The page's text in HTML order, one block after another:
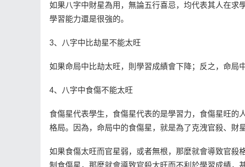
如果八字中財星為用，無論五行喜忌，均代表其人在求
學習能力還是很強的。
3、八字中比劫星不能太旺
如果命局中比劫太旺，則學習成績會下降；反之，命局
4、八字中食傷不能太旺
食傷星代表學生，食傷星代表的是學習力，食傷星旺的
格局。因為，命局中的食傷星，就是為了克洩官殺、財
如果食傷太旺而官星弱，或者無根，那麼就會導致官殺
制食傷星，那麼就會導致官殺太旺而不利於學習成績，